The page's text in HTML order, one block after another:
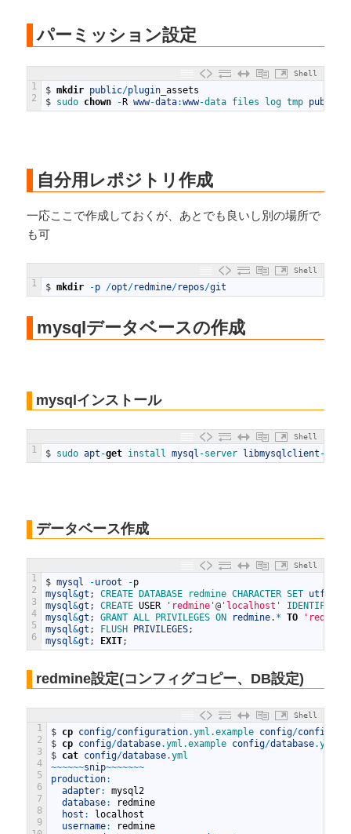
パーミッション設定
Shell
1
2
$ mkdir public/plugin _assets
$ sudo chown -R www-data:www-data files log tmp public
自分用レポジトリ作成
一応ここで作成しておくが、あとでも良いし別の場所で
も可
Shell
1 $ mkdir -p /opt/redmine/repos/git
mysqlデータベースの作成
mysqlインストール
Shell
1 $ sudo apt -get install mysql -server libmysqlclient -
データベース作成
Shell
1
2
3
4
5
6
$ mysql -uroot -p
mysql&gt ; CREATE DATABASE redmine CHARACTER SET utf8
mysql&gt ; CREATE USER 'redmine'@ 'localhost' IDENTIFIED
mysql&gt ; GRANT ALL PRIVILEGES ON redmine. * TO
mysql&gt ; FLUSH PRIVILEGES;
mysql&gt ; EXIT;
redmine設定(コンフィグコピー、DB設定)
Shell
1
2
3
4
5
6
7
8
9
$ cp config/configuration.yml .example config/
$ cp config/database.yml .example config/database.yml
$ cat config/database.yml
~~~~~~snip~~~~~~~
production:
adapter:
mysql2
database:
redmine
host :
localhost
username:
redmine